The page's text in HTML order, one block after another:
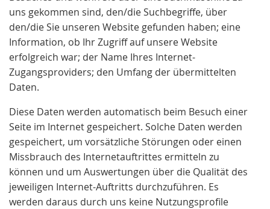
uns gekommen sind, den/die Suchbegriffe, über
den/die Sie unseren Website gefunden haben; eine
Information, ob Ihr Zugriff auf unsere Website
erfolgreich war; der Name Ihres Internet-
Zugangsproviders; den Umfang der übermittelten
Daten.
Diese Daten werden automatisch beim Besuch einer
Seite im Internet gespeichert. Solche Daten werden
gespeichert, um vorsätzliche Störungen oder einen
Missbrauch des Internetauftrittes ermitteln zu
können und um Auswertungen über die Qualität des
jeweiligen Internet-Auftritts durchzuführen. Es
werden daraus durch uns keine Nutzungsprofile